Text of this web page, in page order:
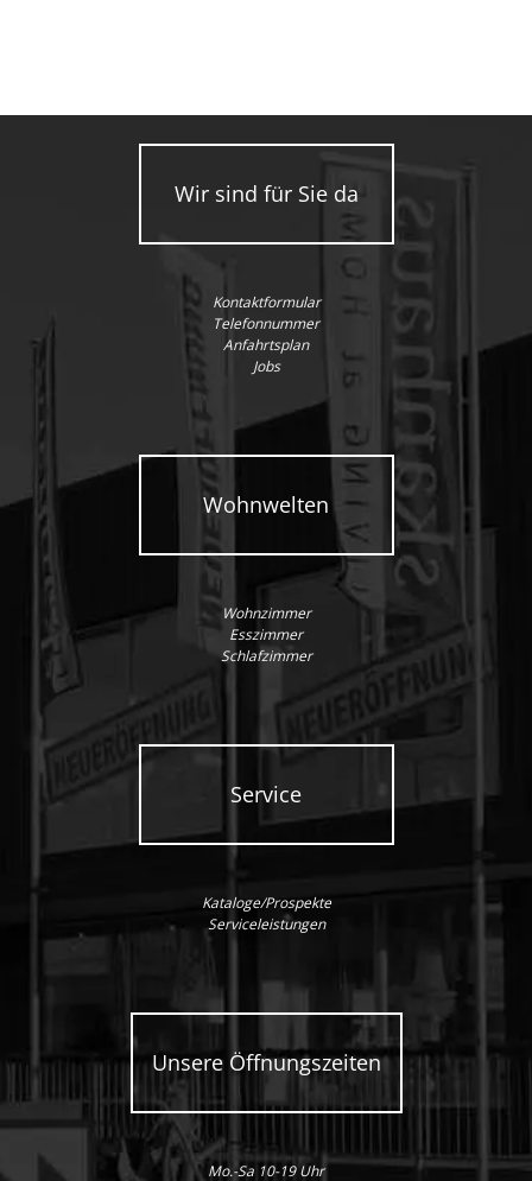
Wir sind für Sie da
Kontaktformular
Telefonnummer
Anfahrtsplan
Jobs
Wohnwelten
Wohnzimmer
Esszimmer
Schlafzimmer
Service
Kataloge/Prospekte
Serviceleistungen
Unsere Öffnungszeiten
Mo.-Sa 10-19 Uhr